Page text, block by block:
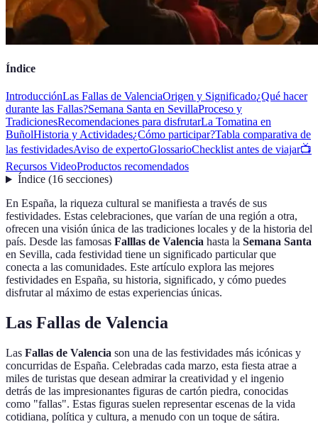
Índice
IntroducciónLas Fallas de ValenciaOrigen y Significado¿Qué hacer
durante las Fallas?Semana Santa en SevillaProceso y
TradicionesRecomendaciones para disfrutarLa Tomatina en
BuñolHistoria y Actividades¿Cómo participar?Tabla comparativa de
las festividadesAviso de expertoGlossarioChecklist antes de viajar📺
Recursos VideoProductos recomendados
Índice(16 secciones)
En España, la riqueza cultural se manifiesta a través de sus
festividades. Estas celebraciones, que varían de una región a otra,
ofrecen una visión única de las tradiciones locales y de la historia del
país. Desde las famosas Falllas de Valencia hasta la Semana Santa
en Sevilla, cada festividad tiene un significado particular que
conecta a las comunidades. Este artículo explora las mejores
festividades en España, su historia, significado, y cómo puedes
disfrutar al máximo de estas experiencias únicas.
Las Fallas de Valencia
Las Fallas de Valencia son una de las festividades más icónicas y
concurridas de España. Celebradas cada marzo, esta fiesta atrae a
miles de turistas que desean admirar la creatividad y el ingenio
detrás de las impresionantes figuras de cartón piedra, conocidas
como "fallas". Estas figuras suelen representar escenas de la vida
cotidiana, política y cultura, a menudo con un toque de sátira.